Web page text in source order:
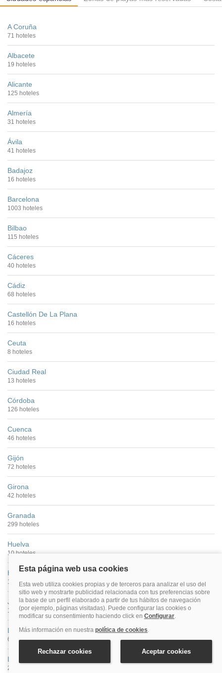
A Coruña
71 hoteles
Albacete
19 hoteles
Alicante
125 hoteles
Almería
31 hoteles
Ávila
41 hoteles
Badajoz
16 hoteles
Barcelona
1003 hoteles
Bilbao
115 hoteles
Cáceres
40 hoteles
Cádiz
68 hoteles
Castellón De La Plana
16 hoteles
Ceuta
8 hoteles
Ciudad Real
13 hoteles
Córdoba
126 hoteles
Cuenca
46 hoteles
Gijón
72 hoteles
Girona
42 hoteles
Granada
299 hoteles
Huelva
10 hoteles
Huesca
11 hoteles
Jaén
11 hoteles
León
63 hoteles
Lleida
21 hoteles